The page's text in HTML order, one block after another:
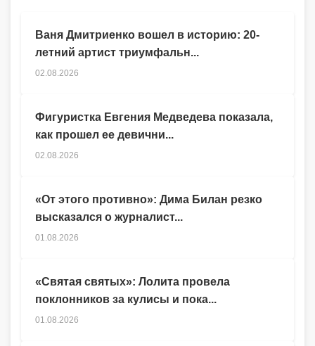
Ваня Дмитриенко вошел в историю: 20-
летний артист триумфальн...
02.08.2026
Фигуристка Евгения Медведева показала,
как прошел ее девични...
02.08.2026
«От этого противно»: Дима Билан резко
высказался о журналист...
01.08.2026
«Святая святых»: Лолита провела
поклонников за кулисы и пока...
01.08.2026